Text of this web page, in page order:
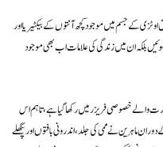
کے جسم میں موجود کچھ آنتوں کے بیکٹیریا اور
بلکہ ان میں زندگی کی علامات اب بھی موجود
سینٹی گریڈ درجہ حرارت والے خصوصی فریزر میں رکھا گیا ہے، تاہم اس
ماہرین نے ممی کی جلد، اندرونی بافتوں اور پگھلے